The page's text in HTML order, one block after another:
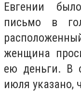
Евгении
письмо в
женщина
ею деньги. В
июля указано,